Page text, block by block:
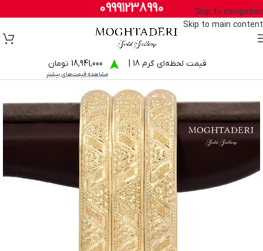
Skip to navigation
Skip to main content
09991238990
قیمت لحظه‌ای گرم 18 | 18,941,000 تومان
مشاهده قیمت‌های بیشتر